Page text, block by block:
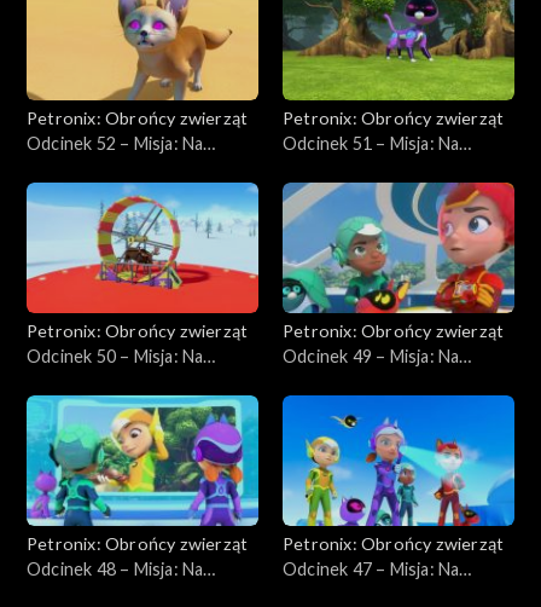
Petronix: Obrońcy zwierząt
Odcinek 52 – Misja: Na
Petronix: Obrońcy zwierząt
Odcinek 51 – Misja: Na
cz. II
Petronix: Obrońcy zwierząt
Odcinek 50 – Misja: Na
Petronix: Obrońcy zwierząt
Odcinek 49 – Misja: Na
Petronix: Obrońcy zwierząt
Odcinek 48 – Misja: Na
Petronix: Obrońcy zwierząt
Odcinek 47 – Misja: Na